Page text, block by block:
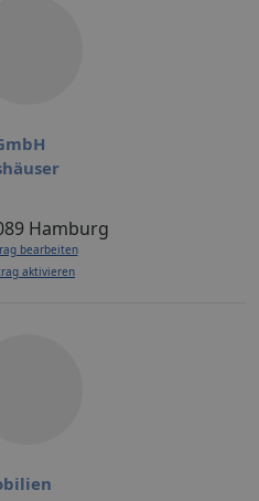
Hamburg
bearbeiten
aktivieren